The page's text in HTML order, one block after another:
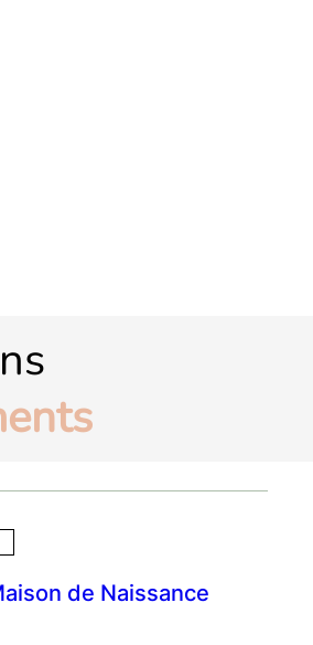
de Naissance